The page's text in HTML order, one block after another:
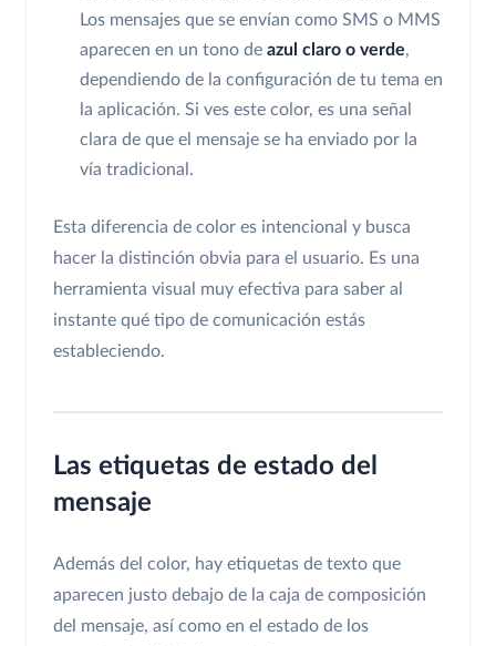
Los mensajes que se envían como SMS o MMS
aparecen en un tono de azul claro o verde,
dependiendo de la configuración de tu tema en
la aplicación. Si ves este color, es una señal
clara de que el mensaje se ha enviado por la
vía tradicional.
Esta diferencia de color es intencional y busca
hacer la distinción obvia para el usuario. Es una
herramienta visual muy efectiva para saber al
instante qué tipo de comunicación estás
estableciendo.
Las etiquetas de estado del
mensaje
Además del color, hay etiquetas de texto que
aparecen justo debajo de la caja de composición
del mensaje, así como en el estado de los